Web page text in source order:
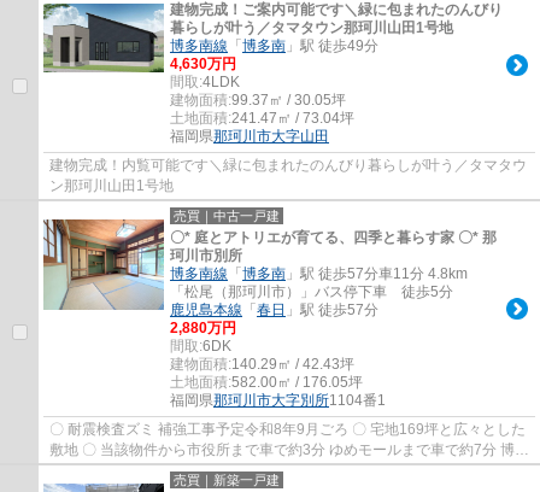
建物完成！ご案内可能です＼緑に包まれたのんびり
暮らしが叶う／タマタウン那珂川山田1号地
博多南線 「 博多南 」駅 徒歩49分
4,630万円
間取:4LDK
建物面積:99.37㎡ / 30.05坪
土地面積:241.47㎡ / 73.04坪
福岡県那珂川市大字山田
建物完成！内覧可能です＼緑に包まれたのんびり暮らしが叶う／タマタウ
ン那珂川山田1号地
売買｜中古一戸建
〇* 庭とアトリエが育てる、四季と暮らす家 〇* 那
珂川市別所
博多南線 「 博多南 」駅 徒歩57分車11分 4.8km
「松尾（那珂川市）」バス停下車 徒歩5分
鹿児島本線 「 春日 」駅 徒歩57分
2,880万円
間取:6DK
建物面積:140.29㎡ / 42.43坪
土地面積:582.00㎡ / 176.05坪
福岡県那珂川市大字別所1104番1
〇 耐震検査ズミ 補強工事予定令和8年9月ごろ 〇 宅地169坪と広々とした
敷地 〇 当該物件から市役所まで車で約3分 ゆめモールまで車で約7分 博多
南駅まで車で約12分 〇 自然の暮らし...
売買｜新築一戸建